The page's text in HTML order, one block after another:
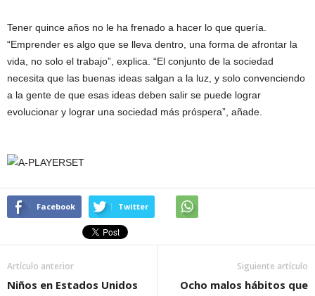
Tener quince años no le ha frenado a hacer lo que quería.
“Emprender es algo que se lleva dentro, una forma de afrontar la
vida, no solo el trabajo”, explica. “El conjunto de la sociedad
necesita que las buenas ideas salgan a la luz, y solo convenciendo
a la gente de que esas ideas deben salir se puede lograr
evolucionar y lograr una sociedad más próspera”, añade.
Facebook Twitter
Artículo anterior
Niños en Estados Unidos
Siguiente artículo
Ocho malos hábitos que